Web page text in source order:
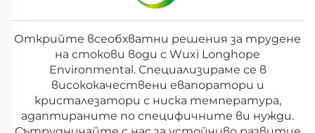
Открийте всеобхватни решения за трудене
на стокови води с Wuxi Longhope
Environmental. Специализираме се в
висококачествени евапоратори и
кристалезатори с ниска температура,
адаптираните по специфичните ви нужди.